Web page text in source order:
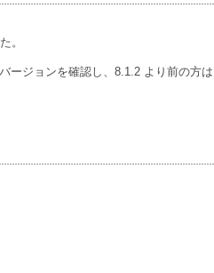
。
ジョンを確認し、8.1.2 より前の方